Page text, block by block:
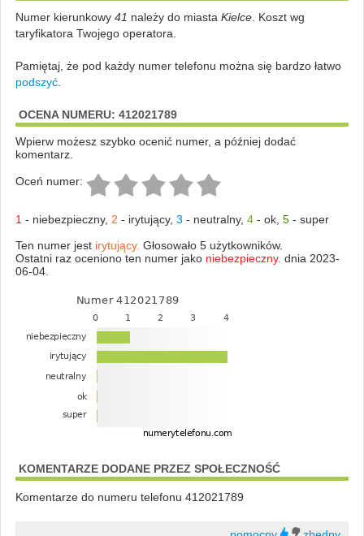
Numer kierunkowy 41 należy do miasta Kielce. Koszt wg
taryfikatora Twojego operatora.
Pamiętaj, że pod każdy numer telefonu można się bardzo łatwo
podszyć.
OCENA NUMERU: 412021789
Wpierw możesz szybko ocenić numer, a później dodać
komentarz.
Oceń numer:
1 - niebezpieczny, 2 - irytujący, 3 - neutralny, 4- ok, 5- super
Ten numer jest irytujący. Głosowało 5 użytkowników.
Ostatni raz oceniono ten numer jako niebezpieczny. dnia 2023-
06-04.
KOMENTARZE DODANE PRZEZ SPOŁECZNOŚĆ
Komentarze do numeru telefonu 412021789